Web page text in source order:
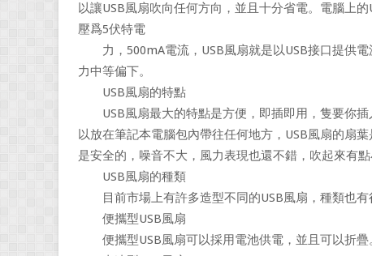
以讓USB風扇吹向任何方向，並且十分省電。電腦上
壓爲5伏特電
力，500mA電流，USB風扇就是以USB接口提供電
力中等偏下。
USB風扇的特點
USB風扇最大的特點是方便，即插即用，隻要你插
以放在筆記本電腦包內帶往任何地方，USB風扇的扇
是安全的，噪音不大，風力表現也還不錯，吹起來有點
USB風扇的種類
目前市場上有許多造型不同的USB風扇，種類也有
便攜型USB風扇
便攜型USB風扇可以採用電池供電，並且可以折疊